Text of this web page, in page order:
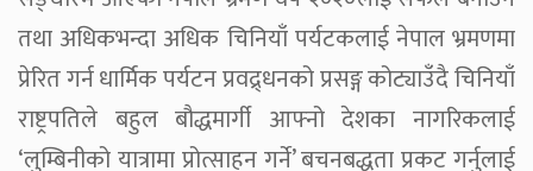
तथा अधिकभन्दा अधिक चिनियाँ पर्यटकलाई नेपाल भ्रमणमा
प्रेरित गर्न धार्मिक पर्यटन प्रवद्र्धनको प्रसङ्ग कोट्याउँदै चिनियाँ
राष्ट्रपतिले बहुल बौद्धमार्गी आफ्नो देशका नागरिकलाई
‘लुम्बिनीको यात्रामा प्रोत्साहन गर्ने’ बचनबद्धता प्रकट गर्नुलाई